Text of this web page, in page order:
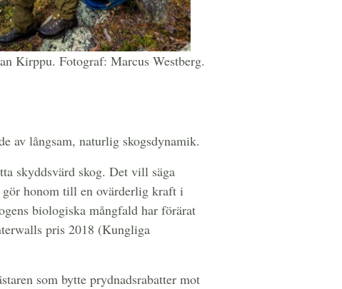
Kirppu. Fotograf: Marcus Westberg.
av långsam, naturlig skogsdynamik.
skyddsvärd skog. Det vill säga
gör honom till en ovärderlig kraft i
biologiska mångfald har förärat
pris 2018 (Kungliga
som bytte prydnadsrabatter mot